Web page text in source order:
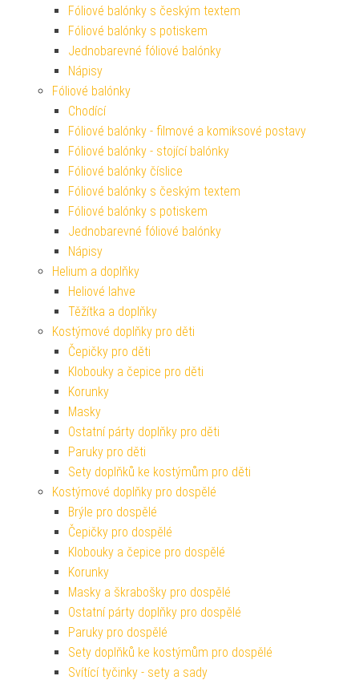
Fóliové balónky s českým textem
Fóliové balónky s potiskem
Jednobarevné fóliové balónky
Nápisy
Fóliové balónky
Chodící
Fóliové balónky - filmové a komiksové postavy
Fóliové balónky - stojící balónky
Fóliové balónky číslice
Fóliové balónky s českým textem
Fóliové balónky s potiskem
Jednobarevné fóliové balónky
Nápisy
Helium a doplňky
Heliové lahve
Těžítka a doplňky
Kostýmové doplňky pro děti
Čepičky pro děti
Klobouky a čepice pro děti
Korunky
Masky
Ostatní párty doplňky pro děti
Paruky pro děti
Sety doplňků ke kostýmům pro děti
Kostýmové doplňky pro dospělé
Brýle pro dospělé
Čepičky pro dospělé
Klobouky a čepice pro dospělé
Korunky
Masky a škrabošky pro dospělé
Ostatní párty doplňky pro dospělé
Paruky pro dospělé
Sety doplňků ke kostýmům pro dospělé
Svítící tyčinky - sety a sady